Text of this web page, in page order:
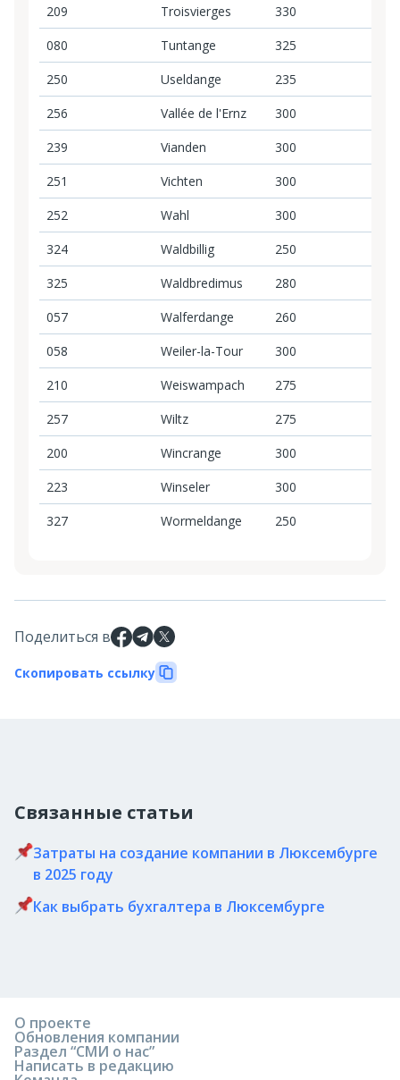
209
Troisvierges 330
080
Tuntange 325
250
Useldange 235
256
Vallée de l'Ernz 300
239
Vianden 300
251
Vichten 300
252
Wahl 300
324
Waldbillig 250
325
Waldbredimus 280
057
Walferdange 260
058
Weiler-la-Tour 300
210
Weiswampach 275
257
Wiltz 275
200
Wincrange 300
223
Winseler 300
327
Wormeldange 250
Поделиться в
Скопировать ссылку
Связанные статьи
Затраты на создание компании в Люксембурге
в 2025 году
Как выбрать бухгалтера в Люксембурге
О проекте
Обновления компании
Раздел “СМИ о нас”
Написать в редакцию